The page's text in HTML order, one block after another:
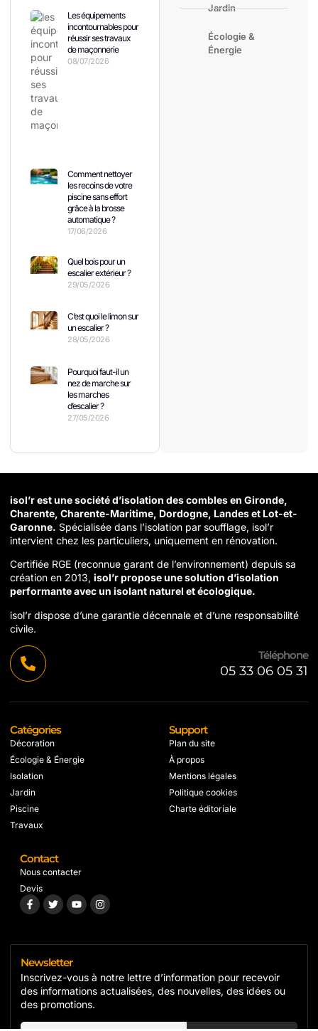
Les équipements
incontournables pour
réussir ses travaux
de maçonnerie
08/07/2026
Comment nettoyer
les recoins de votre
piscine sans effort
grâce à la brosse
automatique ?
17/06/2026
Quel bois pour un
escalier extérieur ?
29/05/2026
C’est quoi le limon sur
un escalier ?
28/05/2026
Pourquoi faut-il un
nez de marche sur
les marches
d’escalier ?
27/05/2026
Jardin
Écologie &
Énergie
isol’r est une société d’isolation des combles en Gironde,
Charente, Charente-Maritime, Dordogne, Landes et Lot-et-
Garonne. Spécialisée dans l’isolation par soufflage, isol’r
intervient chez les particuliers, uniquement en rénovation.
Certifiée RGE (reconnue garant de l’environnement) depuis sa
création en 2013, isol’r propose une solution d’isolation
performante avec un isolant naturel et écologique.
isol’r dispose d’une garantie décennale et d’une responsabilité
civile.
Téléphone
05 33 06 05 31
Catégories
Décoration
Écologie & Énergie
Isolation
Jardin
Piscine
Travaux
Support
Plan du site
À propos
Mentions légales
Politique cookies
Charte éditoriale
Contact
Nous contacter
Devis
Newsletter
Inscrivez-vous à notre lettre d’information pour recevoir
des informations actualisées, des nouvelles, des idées ou
des promotions.